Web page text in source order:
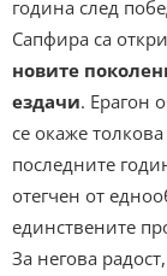
година след
Сапфира са
новите
ездачи. Ерагон
се окаже
последните
отегчен от
единствените
За негова радост,